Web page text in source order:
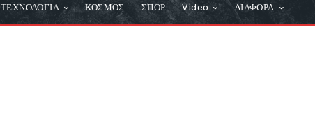
ΤΕΧΝΟΛΟΓΙΑ ΚΟΣΜΟΣ ΣΠΟΡ Video ΔΙΑΦΟΡΑ